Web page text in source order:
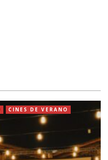
CINES DE VERANO